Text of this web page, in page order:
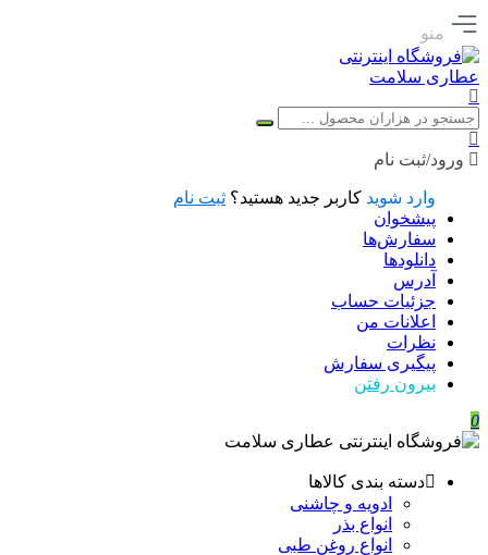
منو
ورود/ثبت نام
وارد شوید کاربر جدید هستید؟ ثبت نام
پیشخوان
سفارش‌ها
دانلودها
آدرس
جزئیات حساب
اعلانات من
نظرات
پیگیری سفارش
بیرون رفتن
0
دسته بندی کالاها
ادویه و چاشنی
انواع بذر
انواع روغن طبی